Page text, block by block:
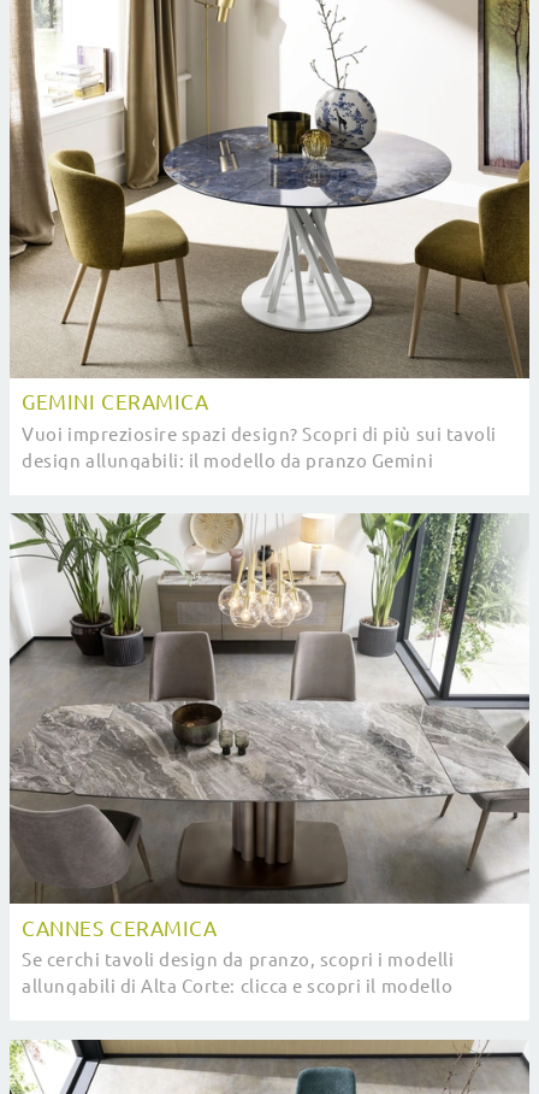
GEMINI CERAMICA
Vuoi impreziosire spazi design? Scopri di più sui tavoli
design allungabili: il modello da pranzo Gemini
CANNES CERAMICA
Se cerchi tavoli design da pranzo, scopri i modelli
allungabili di Alta Corte: clicca e scopri il modello